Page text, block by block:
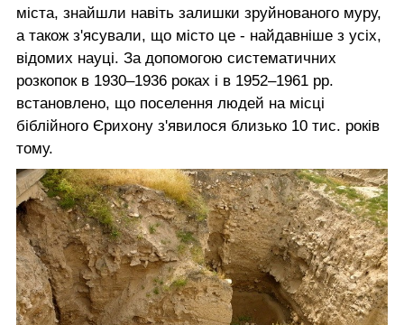
міста, знайшли навіть залишки зруйнованого муру,
а також з'ясували, що місто це - найдавніше з усіх,
відомих науці. За допомогою систематичних
розкопок в 1930–1936 роках і в 1952–1961 рр.
встановлено, що поселення людей на місці
біблійного Єрихону з'явилося близько 10 тис. років
тому.